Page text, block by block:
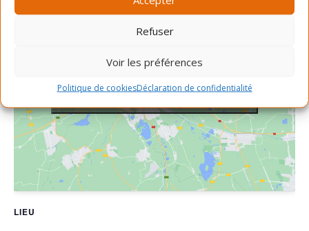
Refuser
Voir les préférences
Politique de cookiesDéclaration de confidentialité
LIEU
Cliquez pour accepter les cookies